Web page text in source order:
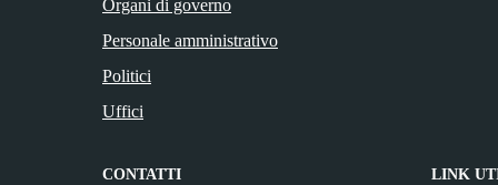
Organi di governo
Personale amministrativo
Politici
Uffici
CONTATTI LINK